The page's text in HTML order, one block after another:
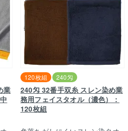
業
240匁 32番手双糸 スレン染め業
務用フェイスタオル（濃色）：
120枚組
120枚組 240匁